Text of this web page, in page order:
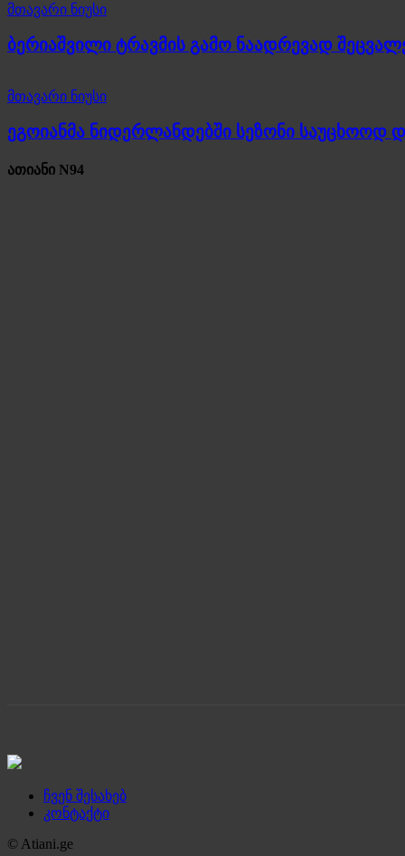
მთავარი ნიუსი
ბერიაშვილი ტრავმის გამო ნაადრევად
მთავარი ნიუსი
ეგოიანმა ნიდერლანდებში სეზონი საუცხოოდ
ათიანი N94
ჩვენ შესახებ
კონტაქტი
© Atiani.ge